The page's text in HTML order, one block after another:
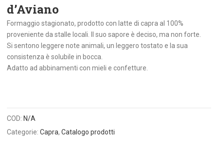
d’Aviano
Formaggio stagionato, prodotto con latte di capra al 100%
proveniente da stalle locali. Il suo sapore è deciso, ma non forte.
Si sentono leggere note animali, un leggero tostato e la sua
consistenza è solubile in bocca.
Adatto ad abbinamenti con mieli e confetture.
COD: N/A
Categorie:Capra,Catalogo prodotti